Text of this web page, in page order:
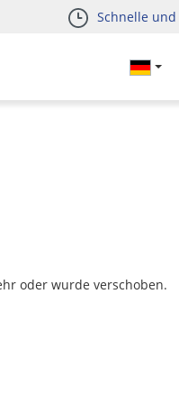
Schnelle
oder wurde verschoben.